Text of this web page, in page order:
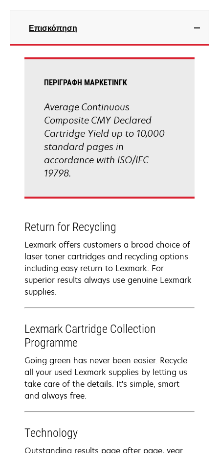
Επισκόπηση
ΠΕΡΙΓΡΑΦΉ ΜΆΡΚΕΤΙΝΓΚ
Average Continuous
Composite CMY Declared
Cartridge Yield up to 10,000
standard pages in
accordance with ISO/IEC
19798.
Return for Recycling
Lexmark offers customers a broad choice of
laser toner cartridges and recycling options
including easy return to Lexmark. For
superior results always use genuine Lexmark
supplies.
Lexmark Cartridge Collection
Programme
Going green has never been easier. Recycle
all your used Lexmark supplies by letting us
take care of the details. It's simple, smart
and always free.
Technology
Outstanding results page after page, year